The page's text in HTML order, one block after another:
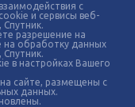
с
и сервисы веб-
разрешение на
на обработку данных
в настройках Вашего
сайте, размещены с
данных.